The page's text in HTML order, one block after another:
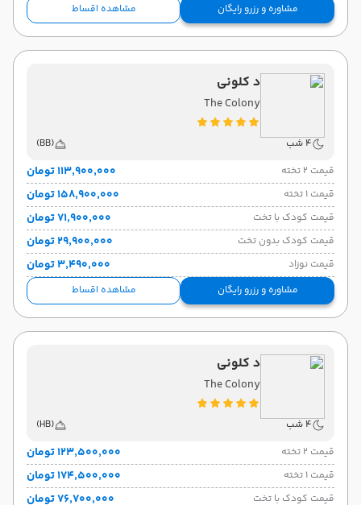
مشاوره و رزرو رایگان مشاهده اقساط
د کلونی
The Colony
4 شب
(BB)
قیمت 2 تخته
۱۱۳٬۹۰۰٬۰۰۰ تومان
قیمت 1 تخته ۱۵۸٬۹۰۰٬۰۰۰ تومان
قیمت کودک با تخت ۷۱٬۹۰۰٬۰۰۰ تومان
قیمت کودک بدون تخت ۲۹٬۹۰۰٬۰۰۰ تومان
قیمت نوزاد ۳٬۴۹۰٬۰۰۰ تومان
مشاوره و رزرو رایگان مشاهده اقساط
د کلونی
The Colony
4 شب
(HB)
قیمت 2 تخته
۱۲۳٬۵۰۰٬۰۰۰ تومان
قیمت 1 تخته ۱۷۴٬۵۰۰٬۰۰۰ تومان
قیمت کودک با تخت ۷۶٬۷۰۰٬۰۰۰ تومان